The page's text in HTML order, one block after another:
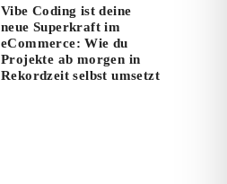
Vibe Coding ist deine
neue Superkraft im
eCommerce: Wie du
Projekte ab morgen in
Rekordzeit selbst umsetzt